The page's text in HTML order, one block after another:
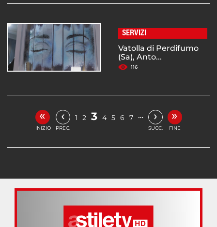
SERVIZI
Vatolla di Perdifumo
(Sa), Anto...
116
«
INIZIO
‹
PREC.
1 2 3 4 5 6 7 … ›
SUCC.
»
FINE